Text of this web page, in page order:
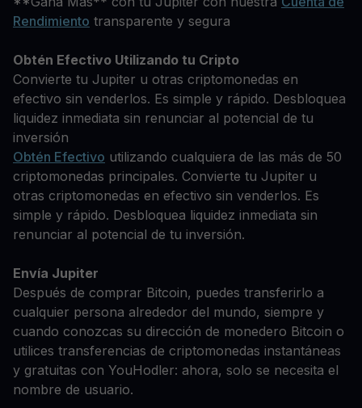
Rendimiento transparente y segura
Obtén Efectivo Utilizando tu Cripto
Convierte tu Jupiter u otras criptomonedas en
efectivo sin venderlos. Es simple y rápido. Desbloquea
liquidez inmediata sin renunciar al potencial de tu
inversión
Obtén Efectivo utilizando cualquiera de las más de 50
criptomonedas principales. Convierte tu Jupiter u
otras criptomonedas en efectivo sin venderlos. Es
simple y rápido. Desbloquea liquidez inmediata sin
renunciar al potencial de tu inversión.
Envía Jupiter
Después de comprar Bitcoin, puedes transferirlo a
cualquier persona alrededor del mundo, siempre y
cuando conozcas su dirección de monedero Bitcoin o
utilices transferencias de criptomonedas instantáneas
y gratuitas con YouHodler: ahora, solo se necesita el
nombre de usuario.